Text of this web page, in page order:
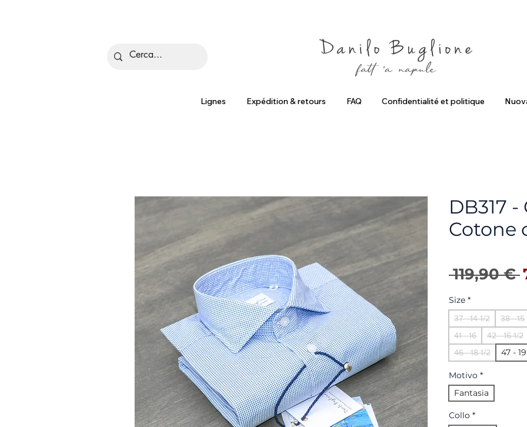
Lignes Expédition & retours FAQ Confidentialité et politique
DB317
Cotone
119,90 €
Size *
37 - 14 1/2 38 - 15
41 - 16
42 - 16 1/2
46 - 18 1/2
47 -
Motivo *
Fantasia
Collo *